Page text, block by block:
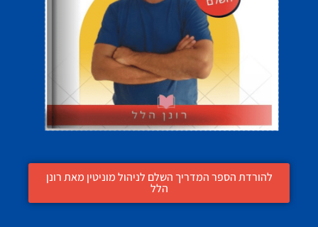
להורדת הספר המדריך השלם לניהול מוניטין מאת רונן
הלל